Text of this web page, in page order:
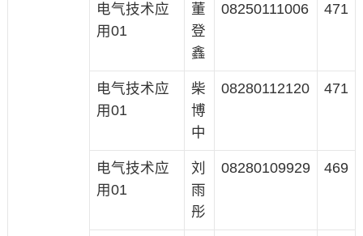
电气技术应
用01
董
登
鑫
08250111006 471
电气技术应
用01
柴
博
中
08280112120 471
电气技术应
用01
刘
雨
彤
08280109929 469